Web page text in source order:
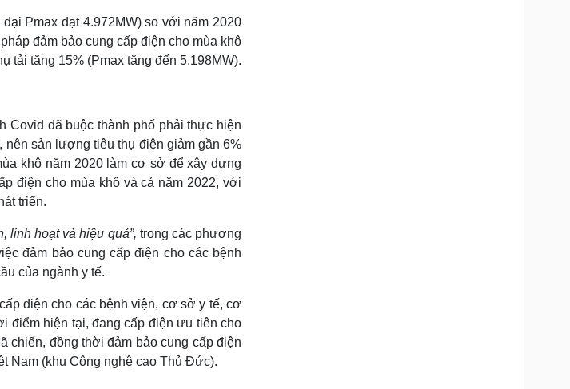
Pmax đạt 4.972MW) so với năm 2020
đảm bảo cung cấp điện cho mùa khô
tải tăng 15% (Pmax tăng đến 5.198MW).
Covid đã buộc thành phố phải thực hiện
sản lượng tiêu thụ điện giảm gần 6%
khô năm 2020 làm cơ sở để xây dựng
điện cho mùa khô và cả năm 2022, với
triển.
linh hoạt và hiệu quả”, trong các phương
đảm bảo cung cấp điện cho các bệnh
của ngành y tế.
điện cho các bệnh viện, cơ sở y tế, cơ
điểm hiện tại, đang cấp điện ưu tiên cho
chiến, đồng thời đảm bảo cung cấp điện
Nam (khu Công nghệ cao Thủ Đức).